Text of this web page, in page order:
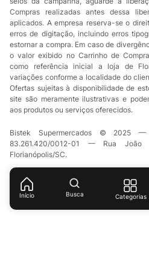
Início Busca Categorias
Compras realizadas antes dessa
aplicados. A empresa reserva-se o
erros de digitação, incluindo erros
estornar a compra. Em caso de
o valor exibido no Carrinho de
como referência inicial a loja de
variações conforme a localidade do
Ofertas sujeitas à disponibilidade de
site são meramente ilustrativas e
aos produtos ou serviços oferecidos.
Bistek Supermercados © 2025
83.261.420/0012-01 — Rua
Florianópolis/SC.